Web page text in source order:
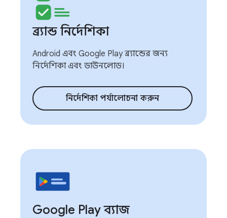
ব্র্যান্ড নির্দেশিকা
Android এবং Google Play ব্র্যান্ডের জন্য
নির্দেশিকা এবং ডাউনলোড।
নির্দেশিকা পর্যালোচনা করুন
Google Play ব্যাজ